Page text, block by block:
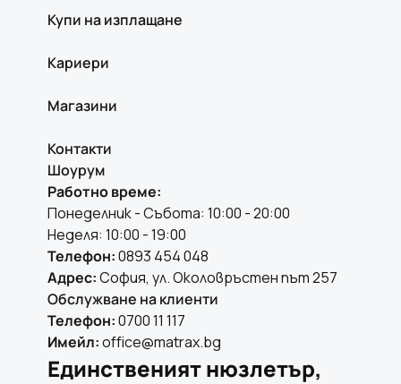
Купи на изплащане
Кариери
Магазини
Контакти
Шоурум
Работно време:
Понеделник - Събота: 10:00 - 20:00
Неделя: 10:00 - 19:00
Телефон:0893 454 048
Адрес:София, ул. Околовръстен път 257
Обслужване на клиенти
Телефон:0700 11 117
Имейл:office@matrax.bg
Единственият нюзлетър,